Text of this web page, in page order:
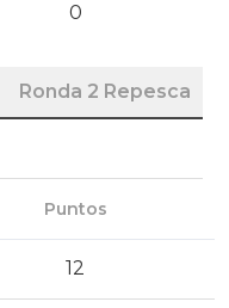
0
Ronda 2 Repesca
Puntos
12